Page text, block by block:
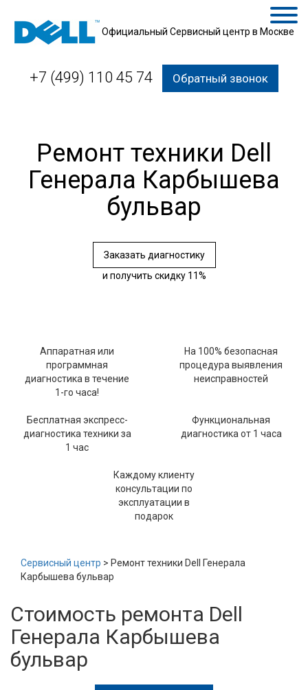
Официальный Сервисный центр в Москве
+7 (499) 110 45 74 Обратный звонок
Ремонт техники Dell
Генерала Карбышева
бульвар
Заказать диагностику
и получить скидку 11%
Аппаратная или
программная
диагностика в течение
1-го часа!
На 100% безопасная
процедура выявления
неисправностей
Бесплатная экспресс-
диагностика техники за
1 час
Функциональная
диагностика от 1 часа
Каждому клиенту
консультации по
эксплуатации в
подарок
Сервисный центр > Ремонт техники Dell Генерала
Карбышева бульвар
Стоимость ремонта Dell
Генерала Карбышева
бульвар